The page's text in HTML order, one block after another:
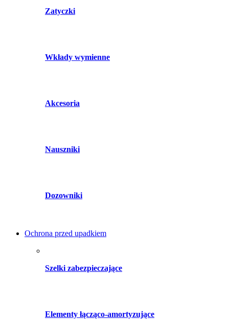
Zatyczki
Wkłady wymienne
Akcesoria
Nauszniki
Dozowniki
Ochrona przed upadkiem
Szelki zabezpieczające
Elementy łącząco-amortyzujące